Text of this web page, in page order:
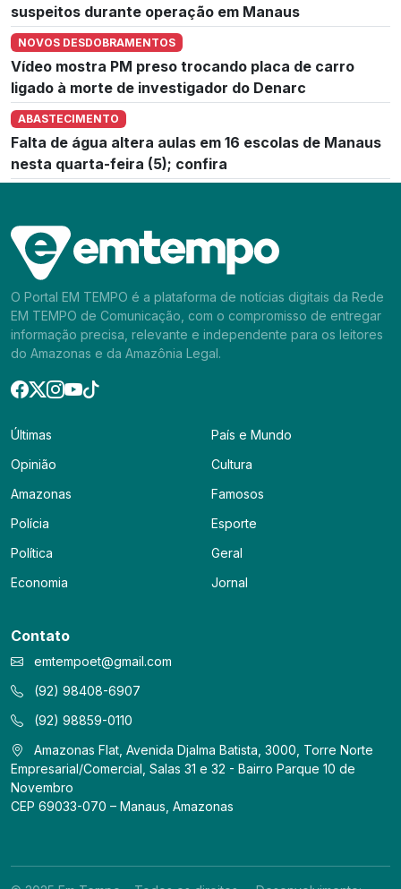
suspeitos durante operação em Manaus
NOVOS DESDOBRAMENTOS
Vídeo mostra PM preso trocando placa de carro
ligado à morte de investigador do Denarc
ABASTECIMENTO
Falta de água altera aulas em 16 escolas de Manaus
nesta quarta-feira (5); confira
O Portal EM TEMPO é a plataforma de notícias digitais da Rede
EM TEMPO de Comunicação, com o compromisso de entregar
informação precisa, relevante e independente para os leitores
do Amazonas e da Amazônia Legal.
Últimas
Opinião
Amazonas
Polícia
Política
Economia
País e Mundo
Cultura
Famosos
Esporte
Geral
Jornal
Contato
emtempoet@gmail.com
(92) 98408-6907
(92) 98859-0110
Amazonas Flat, Avenida Djalma Batista, 3000, Torre Norte
Empresarial/Comercial, Salas 31 e 32 - Bairro Parque 10 de
Novembro
CEP 69033-070 – Manaus, Amazonas